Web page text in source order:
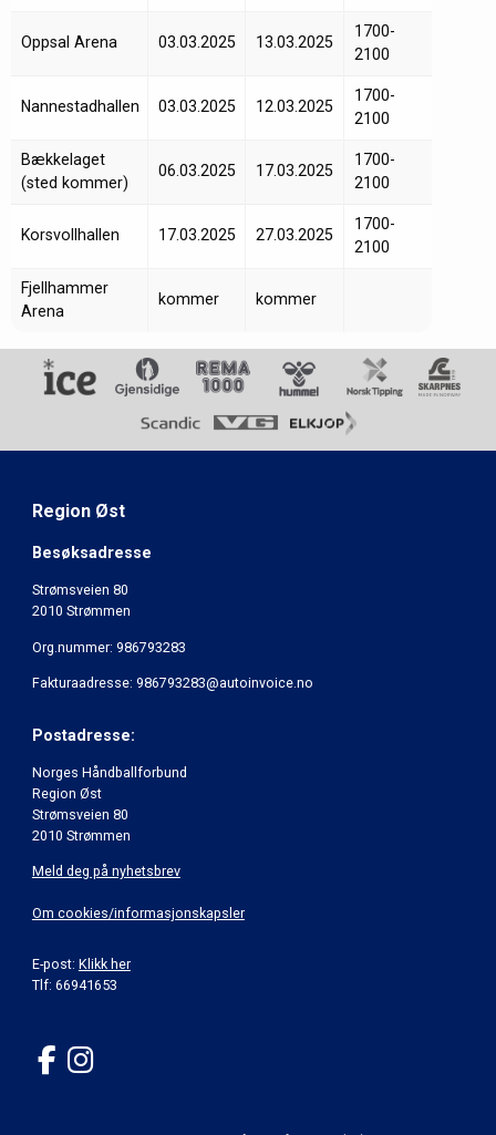
Oppsal Arena 03.03.2025 13.03.2025
1700-
2100
Nannestadhallen 03.03.2025 12.03.2025
1700-
2100
Bækkelaget
(sted kommer)
06.03.2025 17.03.2025
1700-
2100
Korsvollhallen 17.03.2025 27.03.2025
1700-
2100
Fjellhammer
Arena
kommer kommer
Region Øst
Besøksadresse
Strømsveien 80
2010 Strømmen
Org.nummer: 986793283
Fakturaadresse: 986793283@autoinvoice.no
Postadresse:
Norges Håndballforbund
Region Øst
Strømsveien 80
2010 Strømmen
Meld deg på nyhetsbrev
Om cookies/informasjonskapsler
E-post: Klikk her
Tlf: 66941653